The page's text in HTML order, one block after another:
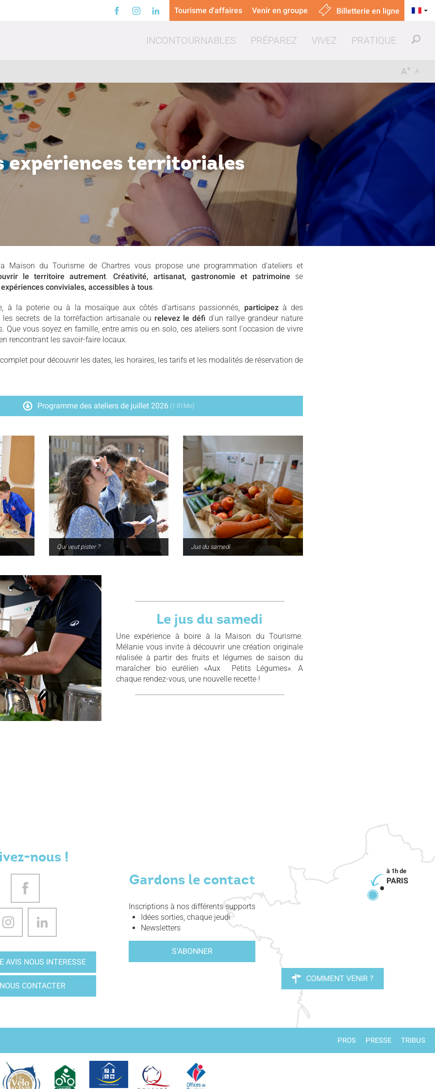
Tourisme d'affaires Venir en groupe Billetterie en ligne
INCONTOURNABLES PRÉPAREZ VIVEZ
Trinquer & manger
PRATIQUE
-
A
+
A
expériences territoriales
Maison du Tourisme de Chartres vous propose une programmation d'ateliers et
le territoire autrement. Créativité, artisanat, gastronomie et patrimoine se
expériences conviviales, accessibles à tous.
à la poterie ou à la mosaïque aux côtés d'artisans passionnés, participez à des
les secrets de la torréfaction artisanale ou relevez le défi d'un rallye grandeur nature
Que vous soyez en famille, entre amis ou en solo, ces ateliers sont l'occasion de vivre
rencontrant les savoir-faire locaux.
pour découvrir les dates, les horaires, les tarifs et les modalités de réservation de
Programme des ateliers de juillet 2026 (1.01Mo)
Qui veut pister ? Jus du samedi
Le jus du samedi
Une expérience à boire à la Maison du Tourisme.
Mélanie vous invite à découvrir une création originale
réalisée à partir des fruits et légumes de saison du
maraîcher bio eurélien «Aux Petits Légumes». A
chaque rendez-vous, une nouvelle recette !
nous !
AVIS NOUS INTERESSE
NOUS CONTACTER
Gardons le contact
Inscriptions à nos différents supports
Idées sorties, chaque jeudi
Newsletters
S'ABONNER
PARIS
COMMENT VENIR ?
PROS PRESSE TRIBUS